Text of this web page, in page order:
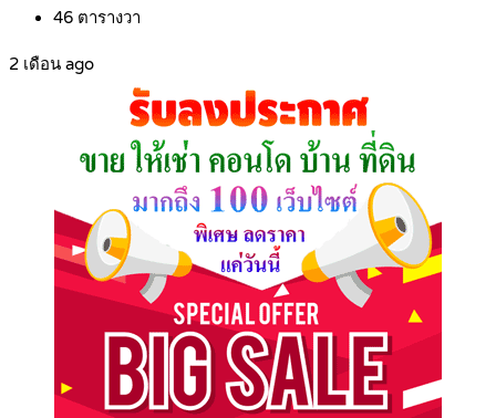
46 ตารางวา
2 เดือน ago